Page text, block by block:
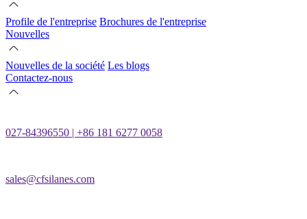
Profile de l'entreprise Brochures de l'entreprise
Nouvelles
Nouvelles de la société Les blogs
Contactez-nous
027-84396550 | +86 181 6277 0058
sales@cfsilanes.com